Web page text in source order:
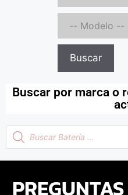
Buscar
Buscar por marca o